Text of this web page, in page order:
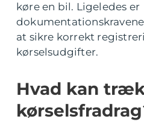
køre en bil. Ligeledes er
at sikre korrekt
kørselsudgifter.
Hvad kan